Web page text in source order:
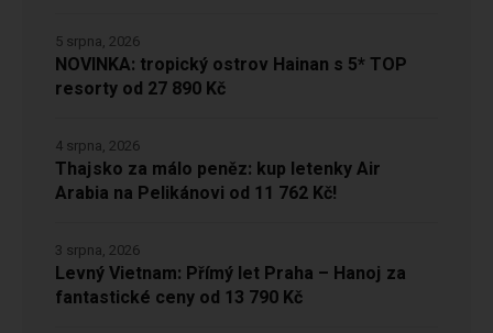
NOVINKA: tropický ostrov Hainan s 5* TOP
resorty od 27 890 Kč
5 srpna, 2026
Thajsko za málo peněz: kup letenky Air
Arabia na Pelikánovi od 11 762 Kč!
4 srpna, 2026
Levný Vietnam: Přímý let Praha – Hanoj za
fantastické ceny od 13 790 Kč
3 srpna, 2026